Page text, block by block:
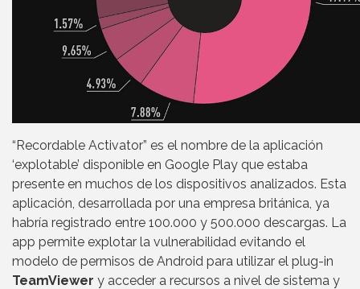
“Recordable Activator” es el nombre de la aplicación
‘explotable’ disponible en Google Play que estaba
presente en muchos de los dispositivos analizados. Esta
aplicación, desarrollada por una empresa británica, ya
habría registrado entre 100.000 y 500.000 descargas. La
app permite explotar la vulnerabilidad evitando el
modelo de permisos de Android para utilizar el plug-in
TeamViewer y acceder a recursos a nivel de sistema y